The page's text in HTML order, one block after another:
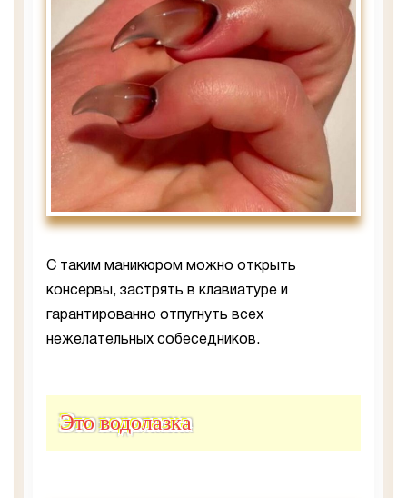
С таким маникюром можно открыть
консервы, застрять в клавиатуре и
гарантированно отпугнуть всех
нежелательных собеседников.
Это водолазка